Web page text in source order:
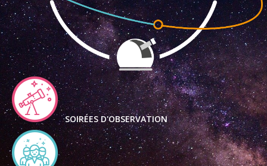
SOIRÉES D'OBSERVATION